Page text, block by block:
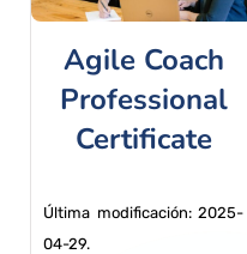
Agile Coach
Professional
Certificate
Última modificación: 2025-
04-29.